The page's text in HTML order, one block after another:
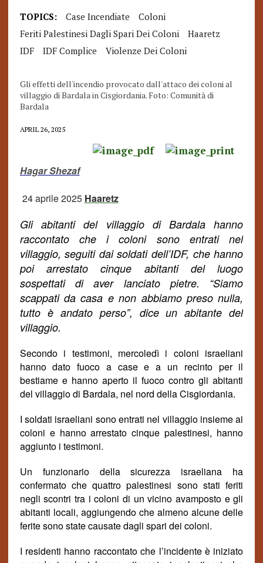
TOPICS: Case Incendiate
Coloni
Feriti Palestinesi Dagli Spari Dei Coloni
Haaretz
IDF
IDF Complice Violenze Dei Coloni
Gli effetti dell'incendio provocato dall'attaco dei coloni al
villaggio di Bardala in Cisgiordania. Foto: Comunità di
Bardala
APRIL 26, 2025
Hagar Shezaf
24 aprile 2025 Haaretz
Gli abitantidel villaggio di Bardala hanno
raccontato che i coloni sono entrati nel
villaggio, seguiti dai soldati dell’IDF, che hanno
poi arrestato cinque abitanti del luogo
sospettati di aver lanciato pietre. “Siamo
scappati da casa e non abbiamo preso nulla,
tutto è andato perso”, dice un abitante del
villaggio.
Secondo i testimoni, mercoledì i coloni israeliani
hanno dato fuoco a case e a un recinto per il
bestiame e hanno aperto il fuoco controgliabitanti
del villaggio di Bardala, nel nord della Cisgiordania.
I soldati israeliani sono entrati nel villaggio insieme ai
coloni e hanno arrestato cinque palestinesi, hanno
aggiunto i testimoni.
Un funzionario della sicurezza israeliana ha
confermato che quattro palestinesi sono stati feriti
negli scontri tra i coloni di un vicino avamposto e gli
abitanti locali, aggiungendoche almeno alcunedelle
feritesono statecausatedagli spari dei coloni.
I residenti hanno raccontato che l’incidente è iniziato